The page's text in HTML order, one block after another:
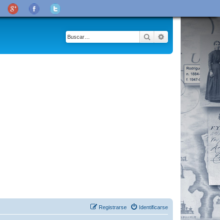
Buscar Búsqueda
Identificarse
Registrarse